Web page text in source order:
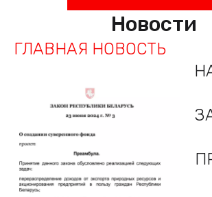
Новости
ГЛАВНАЯ НОВОСТЬ